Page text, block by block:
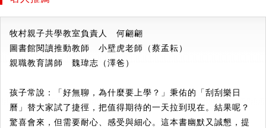
得幸福嗎？
★適讀年齡：7～12歲，適合小學生的課外讀物。
★內容有趣生動，可輕鬆閱讀，提升理解力。
滑輪》、《老師也再次看看》、《黃金蛋孵出來的鳥》等。
牧村親子共學教室負責人 何翩翩
圖書館閱讀推動教師 小壁虎老師（蔡孟耘）
親職教育講師 魏瑋志（澤爸）
孩子常說：「好無聊，為什麼要上學？」秉佑的「刮刮樂日
曆」替大家試了捷徑，把值得期待的一天拉到現在。結果呢？
驚喜會來，但需要耐心、感受與細心。這本書幽默又誠懇，提